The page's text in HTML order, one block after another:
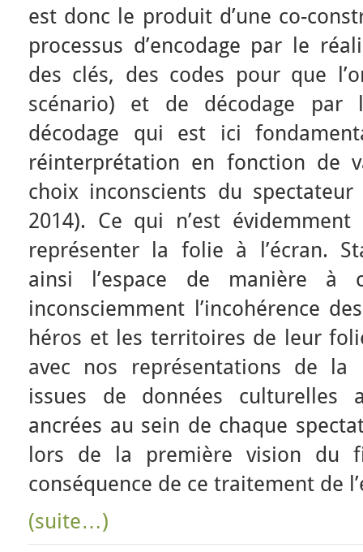
est donc le produit d’une co-
processus d’encodage par le
des clés, des codes pour que
scénario) et de décodage par
décodage qui est ici
réinterprétation en fonction de
choix inconscients du
2014). Ce qui n’est
représenter la folie à l’écran.
ainsi l’espace de manière à
inconsciemment l’incohérence
héros et les territoires de leur
avec nos représentations de la
issues de données culturelles
ancrées au sein de chaque
lors de la première vision du
conséquence de ce traitement de
(suite…)